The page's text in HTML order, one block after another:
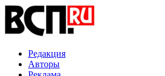
Редакция
Авторы